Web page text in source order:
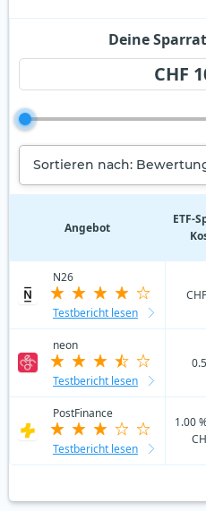
Deine
CHF
Sortieren nach:
Angebot
N26
Testbericht lesen
neon
Testbericht lesen
PostFinance
Testbericht lesen
1.00